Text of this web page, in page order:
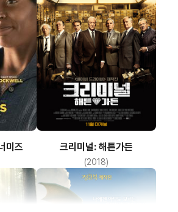
미즈 크리미널: 해튼가든
(2018)